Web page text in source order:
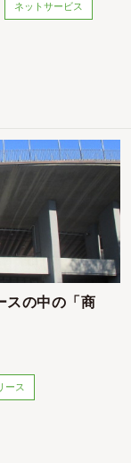
ネットサービス
スの中の「商
ース